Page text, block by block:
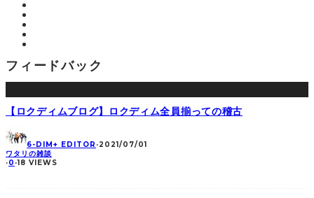
フィードバック
【ロクディムブログ】ロクディム全員揃っての稽古
6-DIM+ EDITOR ·2021/07/01
ワタリの雑談
·0 ·18 VIEWS